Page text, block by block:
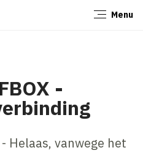
Menu
-
- Helaas, vanwege het
Sluiten